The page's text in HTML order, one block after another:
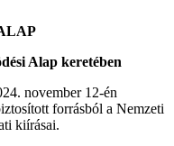
Alap keretében
november 12-én
forrásból a Nemzeti
kiírásai.